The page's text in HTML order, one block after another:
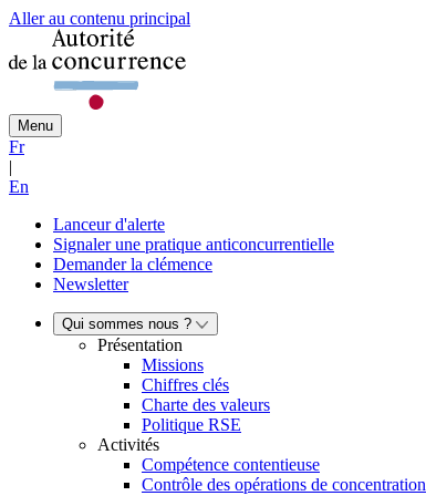
Aller au contenu principal
Menu
Fr
|
En
Lanceur d'alerte
Signaler une pratique anticoncurrentielle
Demander la clémence
Newsletter
Qui sommes nous ?
Présentation
Missions
Chiffres clés
Charte des valeurs
Politique RSE
Activités
Compétence contentieuse
Contrôle des opérations de concentration